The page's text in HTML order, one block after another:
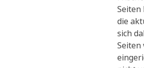
Seiten
die
sich
Seiten